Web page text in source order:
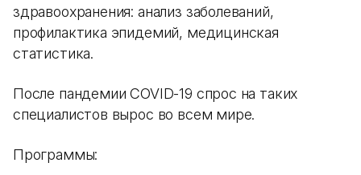
здравоохранения: анализ заболеваний,
профилактика эпидемий, медицинская
статистика.
После пандемии COVID-19 спрос на таких
специалистов вырос во всем мире.
Программы: